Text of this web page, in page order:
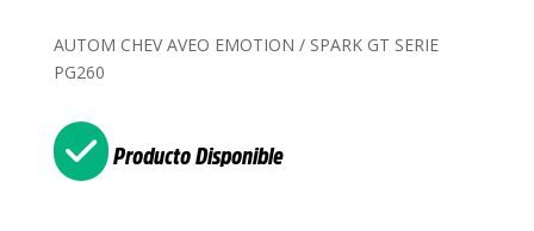
AUTOM CHEV AVEO EMOTION / SPARK GT SERIE
PG260
Producto Disponible